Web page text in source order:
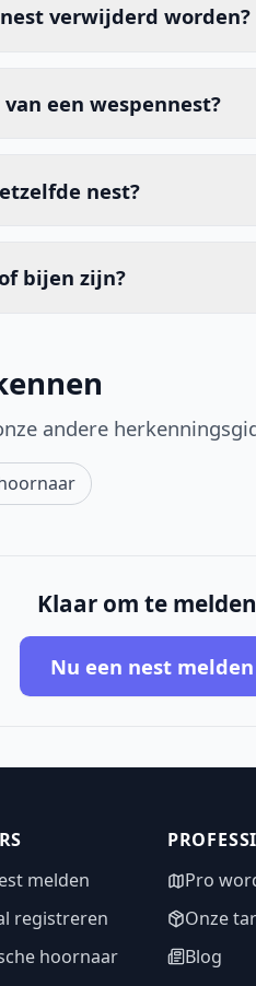
verwijderd worden?
een wespennest?
nest?
bijen zijn?
andere
Klaar om te
Nu een nest melden
melden
registreren
hoornaar
Pro
Onze
Blog